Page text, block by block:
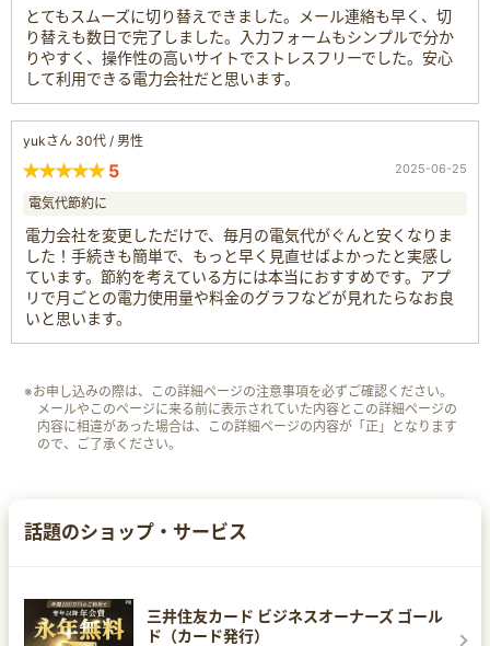
とてもスムーズに切り替えできました。メール連絡も早く、切
り替えも数日で完了しました。入力フォームもシンプルで分か
りやすく、操作性の高いサイトでストレスフリーでした。安心
して利用できる電力会社だと思います。
yukさん 30代 / 男性
5 2025-06-25
電気代節約に
電力会社を変更しただけで、毎月の電気代がぐんと安くなりま
した！手続きも簡単で、もっと早く見直せばよかったと実感し
ています。節約を考えている方には本当におすすめです。アプ
リで月ごとの電力使用量や料金のグラフなどが見れたらなお良
いと思います。
※お申し込みの際は、この詳細ページの注意事項を必ずご確認ください。
メールやこのページに来る前に表示されていた内容とこの詳細ページの
内容に相違があった場合は、この詳細ページの内容が「正」となります
ので、ご了承ください。
話題のショップ・サービス
三井住友カード ビジネスオーナーズ ゴール
ド（カード発行）